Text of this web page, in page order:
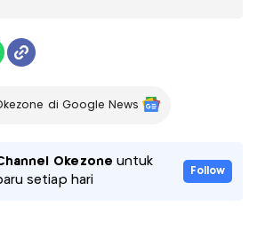
di Google News
Okezone untuk
setiap hari
Follow